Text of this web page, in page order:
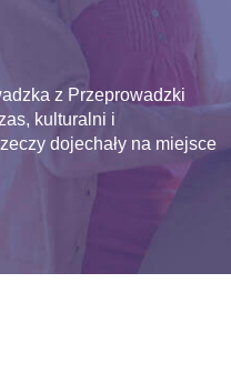
z Przeprowadzki
kulturalni i
dojechały na miejsce